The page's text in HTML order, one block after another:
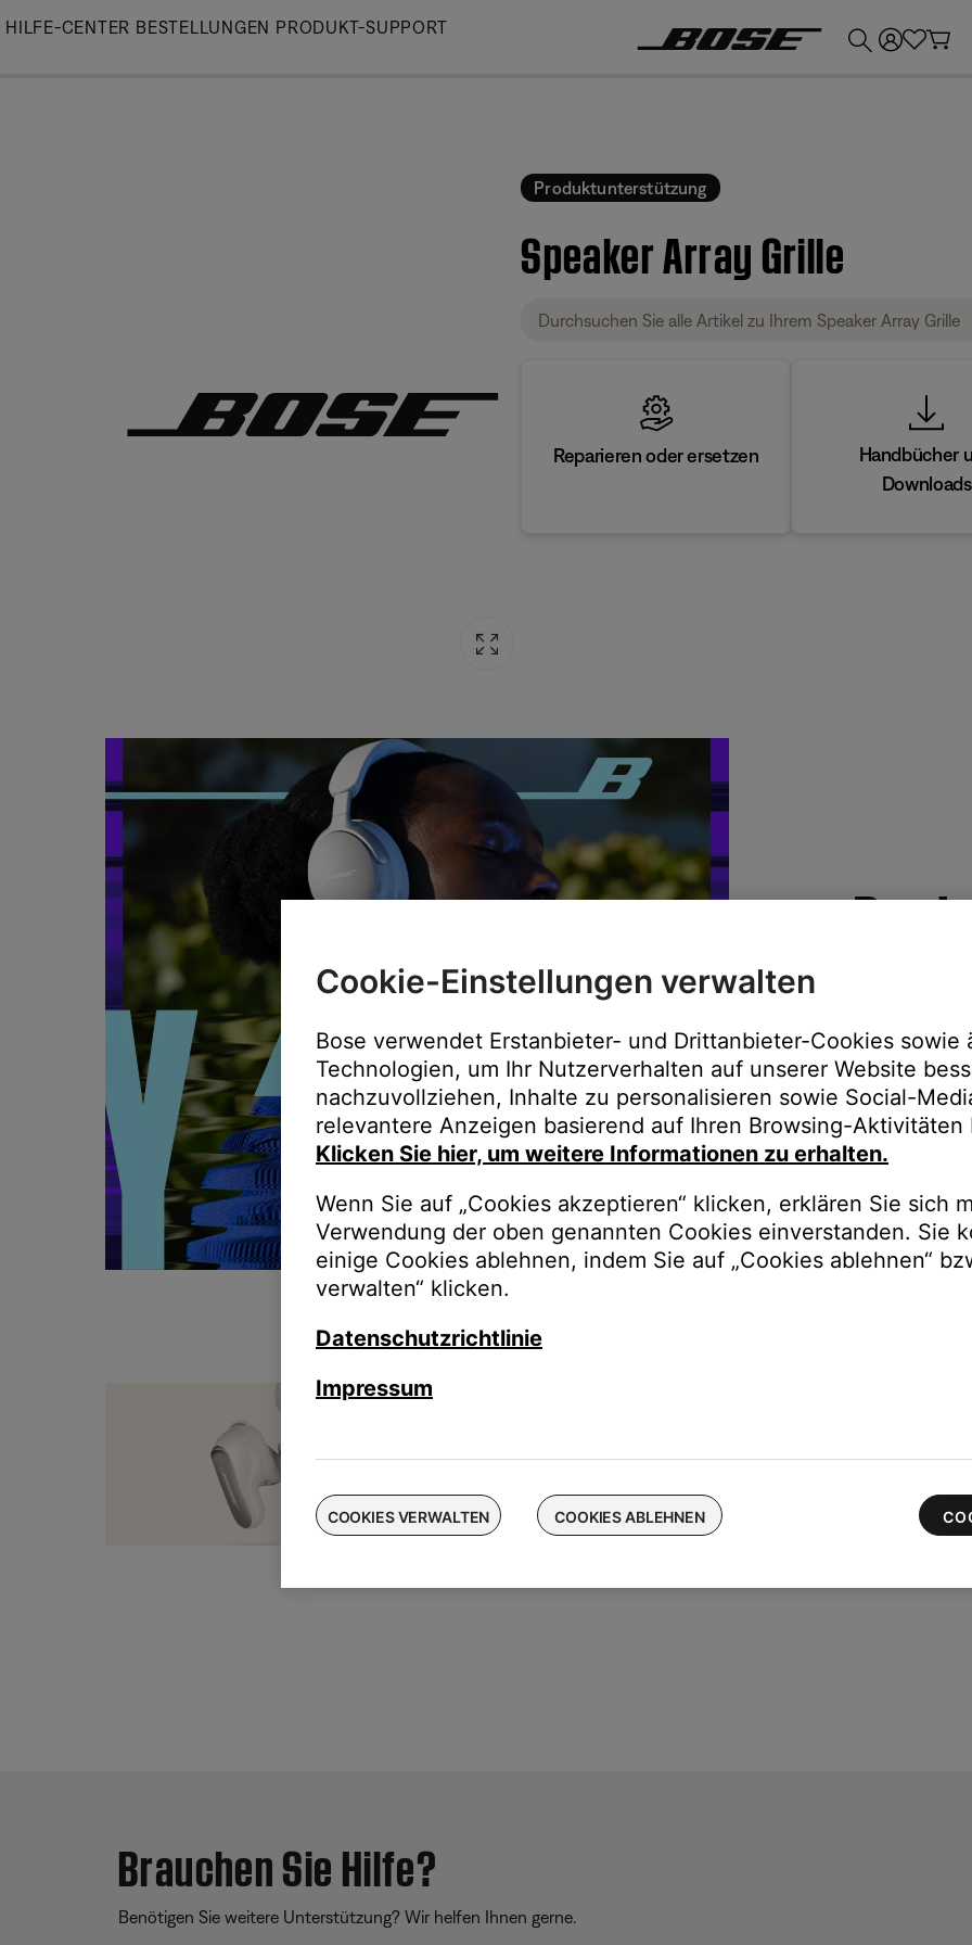
Skip
HILFE-CENTER BESTELLUNGEN PRODUKT-SUPPORT
Produktunterstützung
Speaker Array Grille
Reparieren oder ersetzen
Handbücher
Downloads
Immer der
Upgrades,
Bestellungen
für die neuesten QuietComfort Ultra-Ohrhörer
Brauchen Sie Hilfe?
Benötigen Sie weitere Unterstützung? Wir helfen Ihnen gerne.
Cookie-Einstellungen verwalten
Bose verwendet Erstanbieter- und Drittanbieter-Cookies sowie
Technologien, um Ihr Nutzerverhalten auf unserer Website
nachzuvollziehen, Inhalte zu personalisieren sowie Social-
relevantere Anzeigen basierend auf Ihren Browsing-Aktivitäten
Klicken Sie hier, um weitere Informationen zu erhalten.
Wenn Sie auf „Cookies akzeptieren“ klicken, erklären Sie sich
Verwendung der oben genannten Cookies einverstanden. Sie
einige Cookies ablehnen, indem Sie auf „Cookies ablehnen“
verwalten“ klicken.
Datenschutzrichtlinie
Impressum
COOKIES VERWALTEN COOKIES ABLEHNEN